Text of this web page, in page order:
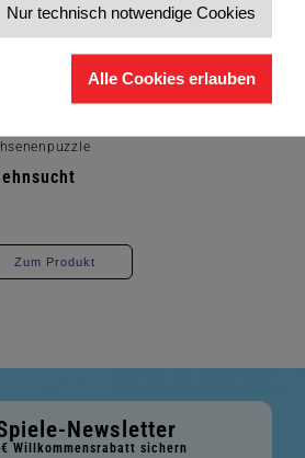
Nur technisch notwendige Cookies
Alle Cookies erlauben
Zum Produkt
Newsletter
Willkommensrabatt sichern